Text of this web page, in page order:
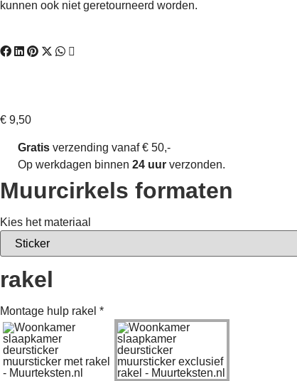
kunnen ook niet geretourneerd worden.
€ 9,50
Gratis verzending vanaf € 50,-
Op werkdagen binnen 24 uur verzonden.
Muurcirkels formaten
Kies het materiaal
rakel
Montage hulp rakel *